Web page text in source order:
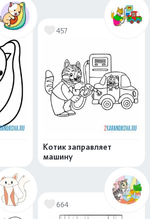
457
Котик заправляет
машину
664